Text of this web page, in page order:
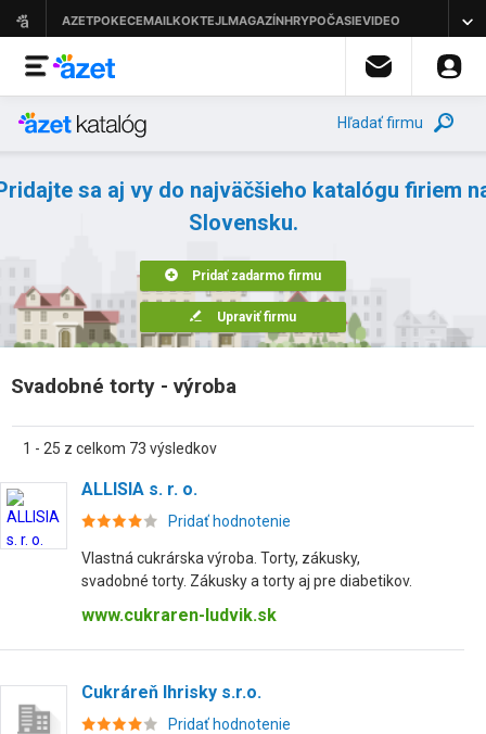
Hľadať firmu
sa aj vy do najväčšieho katalógu firiem
Slovensku.
Pridať zadarmo firmu
Upraviť firmu
Svadobné torty - výroba
1 - 25 z celkom 73 výsledkov
ALLISIA s. r. o.
Pridať hodnotenie
Vlastná cukrárska výroba. Torty, zákusky,
svadobné torty. Zákusky a torty aj pre diabetikov.
www.cukraren-ludvik.sk
Cukráreň Ihrisky s.r.o.
Pridať hodnotenie